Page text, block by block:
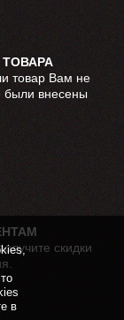
ТОВАРА
товар Вам не
были внесены
скидки
в